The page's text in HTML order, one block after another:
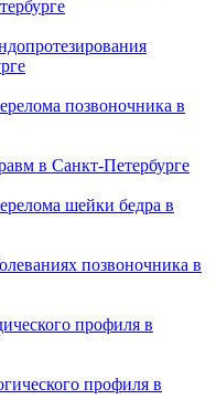
позвоночника в
в Санкт-Петербурге
шейки бедра в
позвоночника в
профиля в
профиля в